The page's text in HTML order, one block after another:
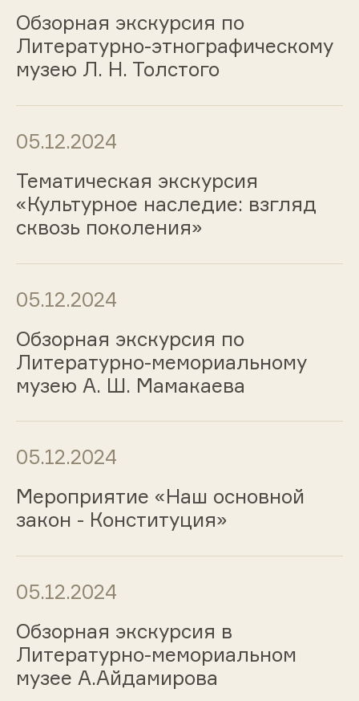
Обзорная экскурсия по
Литературно-этнографическому
музею Л. Н. Толстого
05.12.2024
Тематическая экскурсия
«Культурное наследие: взгляд
сквозь поколения»
05.12.2024
Обзорная экскурсия по
Литературно-мемориальному
музею А. Ш. Мамакаева
05.12.2024
Мероприятие «Наш основной
закон - Конституция»
05.12.2024
Обзорная экскурсия в
Литературно-мемориальном
музее А.Айдамирова